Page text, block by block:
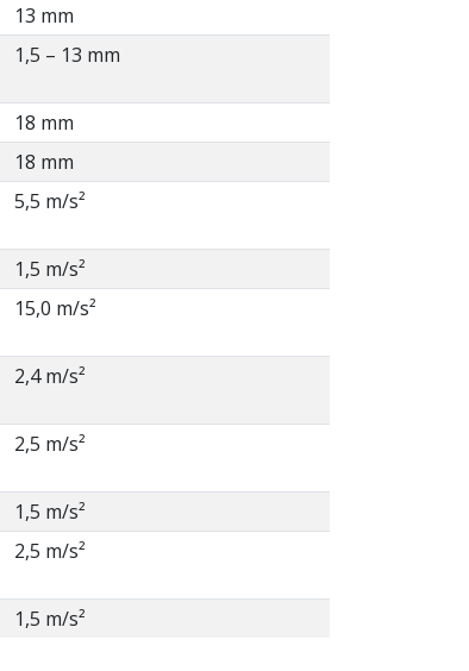
13 mm
1,5 – 13 mm
18 mm
18 mm
5,5 m/s²
1,5 m/s²
15,0 m/s²
2,4 m/s²
2,5 m/s²
1,5 m/s²
2,5 m/s²
1,5 m/s²